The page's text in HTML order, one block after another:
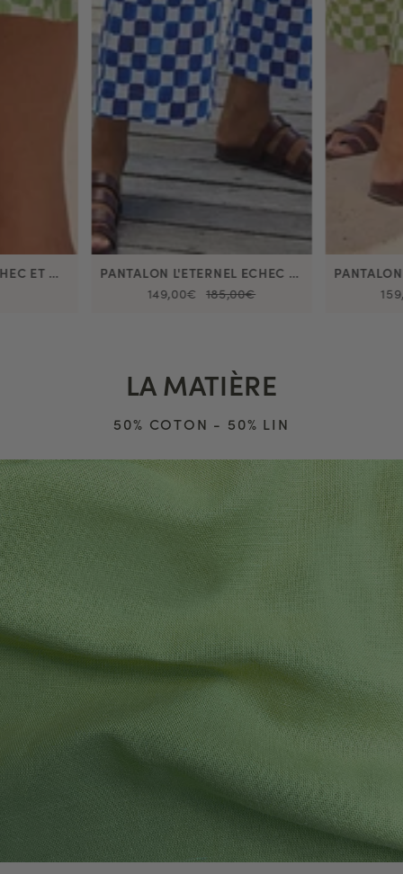
ROBE CASSIOPÉE ECHEC ET MAT AVOCAT
PANTALON L'ETERNEL ECHEC ET MAT BLEU
149,00€ 185,00€
LA MATIÈRE
50% COTON - 50% LIN